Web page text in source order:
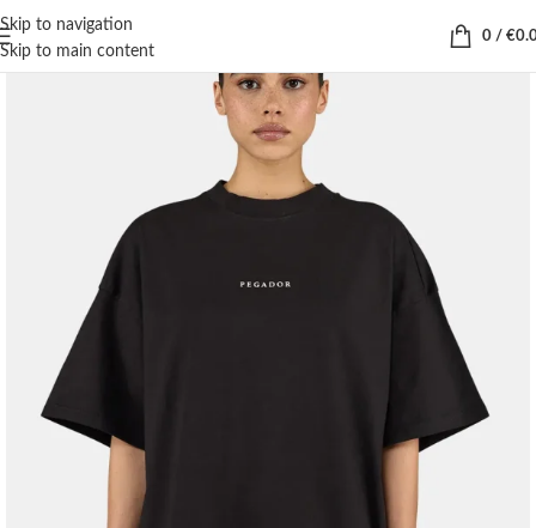
Skip to navigation
Skip to main content
0 / €